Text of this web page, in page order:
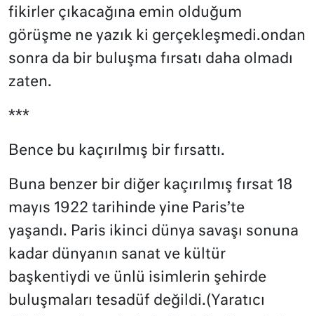
fikirler çıkacağına emin olduğum
görüşme ne yazık ki gerçekleşmedi.ondan
sonra da bir buluşma fırsatı daha olmadı
zaten.
***
Bence bu kaçırılmış bir fırsattı.
Buna benzer bir diğer kaçırılmış fırsat 18
mayıs 1922 tarihinde yine Paris’te
yaşandı. Paris ikinci dünya savaşı sonuna
kadar dünyanın sanat ve kültür
başkentiydi ve ünlü isimlerin şehirde
buluşmaları tesadüf değildi.(Yaratıcı